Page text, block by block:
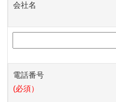
会社名
電話番号
(必須）